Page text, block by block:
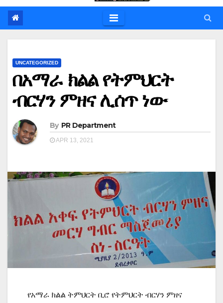
UNCATEGORIZED
በአማራ ክልል የትምህርት
ብርሃን ምዘና ሊሰጥ ነው
By PR Department
APR 13, 2021
የአማራ ክልል ትምህርት ቢሮ የትምህርት ብርሃን ምዘና